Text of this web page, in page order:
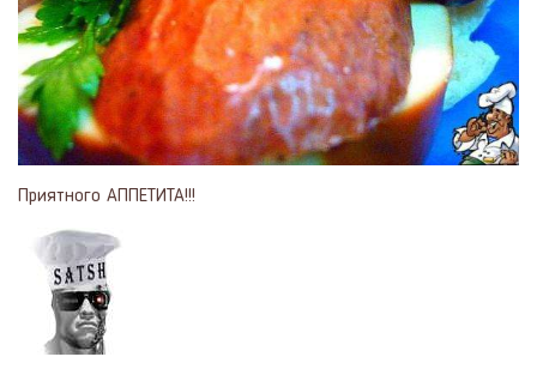
Приятного АППЕТИТА!!!